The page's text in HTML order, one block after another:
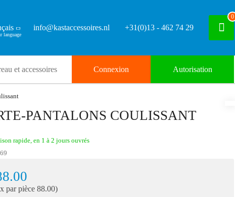
info@kastaccessoires.nl +31(0)13 - 462 74 29
0
et accessoires Connexion Autorisation
PANTALONS COULISSANT
rapide, en 1 à 2 jours ouvrés
69
par pièce 88.00)